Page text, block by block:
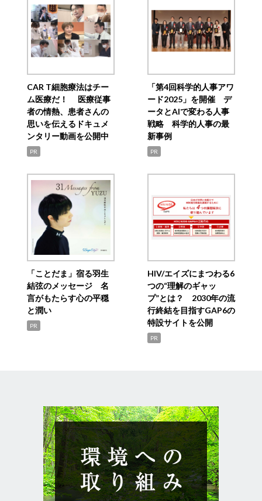
CAR T細胞療法はチー
ム医療だ！ 医療従事
者の情熱、患者さんの
思いを伝えるドキュメ
ンタリー動画を公開中
PR
「第4回科学的人事アワ
ード2025」を開催 デ
ータとAIで変わる人事
戦略 科学的人事の最
新事例
PR
「ことだま」宿る羽生
結弦のメッセージ 名
言がもたらす心の平穏
と潤い
PR
HIV/エイズにまつわる6
つの“理解のギャッ
プ”とは？ 2030年の流
行終結を目指すGAP6の
特設サイトを公開
PR